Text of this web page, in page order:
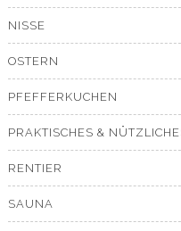
NISSE
OSTERN
PFEFFERKUCHEN
PRAKTISCHES &
RENTIER
SAUNA